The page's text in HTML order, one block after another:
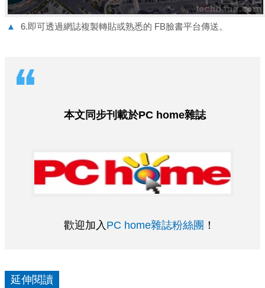
▲ 6.即可透過網誌複製轉貼或熟悉的 FB臉書平台傳送。
本文同步刊載於PC home雜誌
歡迎加入 PC home雜誌粉絲團 ！
延伸閱讀